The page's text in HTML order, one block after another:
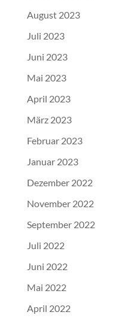
August 2023
Juli 2023
Juni 2023
Mai 2023
April 2023
März 2023
Februar 2023
Januar 2023
Dezember 2022
November 2022
September 2022
Juli 2022
Juni 2022
Mai 2022
April 2022